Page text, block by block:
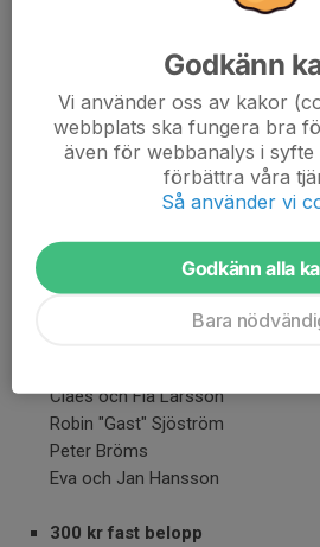
IRM Contracting i Kristinehamn AB
JPM Bowling AB
DJ Micke
TL Trädgård & skog
500 kr fast belopp
Linus Magnussons mormor och
Bo Pettersson
Claes och Fia Larsson
Robin "Gast" Sjöström
Peter Bröms
Eva och Jan Hansson
300 kr fast belopp
Godkänn
Vi använder oss av kakor
webbplats ska fungera bra
även för webbanalys i syfte
förbättra våra
Så använder vi
Godkänn alla
Bara